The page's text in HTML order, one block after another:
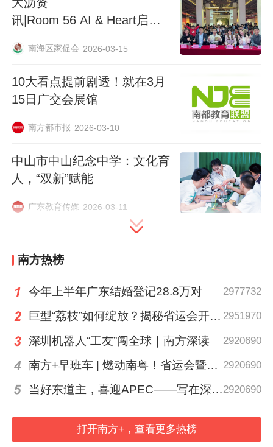
▲开放日现场
博雅报告厅内，执行校长李峻以“峻哥”身份
为切入点，将取经路上的成长困惑与青少年
职业规划相联结，用贴近学生生活的语境剖
析人生哲理，勉励学子们要勇敢、大胆往前
讯|Room 56 AI & Heart启新
在地文化育人
南海区家促会 2026-03-15
10大看点提前剧透！就在3月
15日广交会展馆
南方都市报 2026-03-10
中山市中山纪念中学：文化育
人，“双新”赋能
广东教育传媒 2026-03-11
南方热榜
今年上半年广东结婚登记28.8万对 2977732
巨型“荔枝”如何绽放？揭秘省运会开幕式主场馆建设“硬核科技” 2951970
深圳机器人“工友”闯全球｜南方深读 2920690
南方+早班车 | 燃动南粤！省运会暨省残运会在茂名开幕 2920690
当好东道主，喜迎APEC——写在深圳APEC会议倒计时100天之际2920690
打开南方+，查看更多热榜